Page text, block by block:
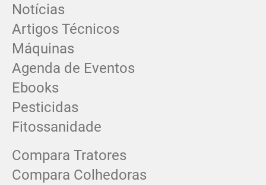
Notícias
Artigos Técnicos
Máquinas
Agenda de Eventos
Ebooks
Pesticidas
Fitossanidade
Compara Tratores
Compara Colhedoras